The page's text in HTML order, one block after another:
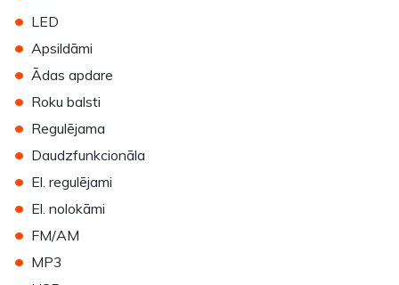
• LED
• Apsildāmi
• Ādas apdare
• Roku balsti
• Regulējama
• Daudzfunkcionāla
• El. regulējami
• El. nolokāmi
• FM/AM
• MP3